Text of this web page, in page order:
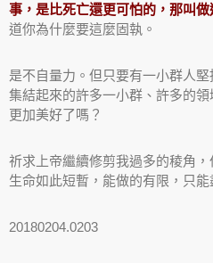
事，是比死亡還更可怕的，那叫做
道你為什麼要這麼固執。
是不自量力。但只要有一小群人
集結起來的許多一小群、許多的
更加美好了嗎？
祈求上帝繼續修剪我過多的稜角
生命如此短暫，能做的有限，只
20180204.0203